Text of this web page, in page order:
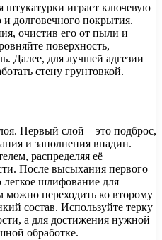
штукатурки играет ключевую
и долговечного покрытия.
очистив его от пыли и
поверхность,
Далее, для лучшей адгезии
стену грунтовкой.
Первый слой – это подброс,
и заполнения впадин.
распределяя её
После высыхания первого
легкое шлифование для
можно переходить ко второму
состав. Используйте терку
а для достижения нужной
обработке.